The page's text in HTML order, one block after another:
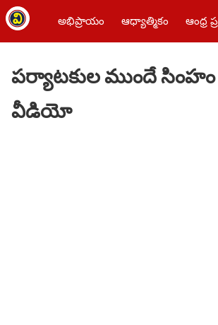
అభిప్రాయం ఆధ్యాత్మికం ఆంధ్ర
పర్యాటకుల ముందే
వీడియో